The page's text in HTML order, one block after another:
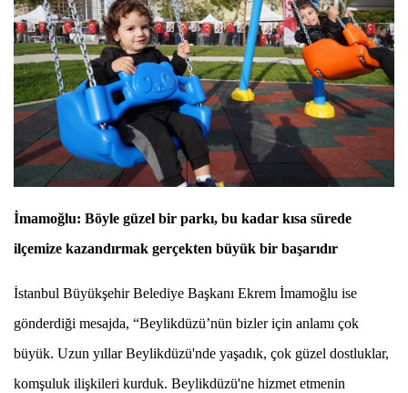
İmamoğlu: Böyle güzel bir parkı, bu kadar kısa sürede
ilçemize kazandırmak gerçekten büyük bir başarıdır
İstanbul Büyükşehir Belediye Başkanı Ekrem İmamoğlu ise
gönderdiği mesajda, “Beylikdüzü’nün bizler için anlamı çok
büyük. Uzun yıllar Beylikdüzü'nde yaşadık, çok güzel dostluklar,
komşuluk ilişkileri kurduk. Beylikdüzü'ne hizmet etmenin